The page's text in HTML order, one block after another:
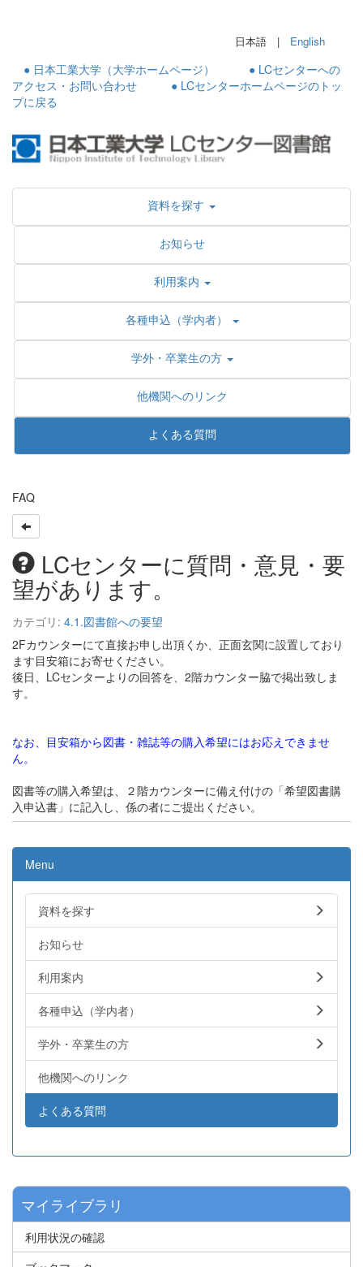
日本語 | English
● 日本工業大学（大学ホームページ）
● LCセンターへの
アクセス・お問い合わせ
● LCセンターホームページのトッ
プに戻る
資料を探す
お知らせ
利用案内
各種申込（学内者）
学外・卒業生の方
他機関へのリンク
よくある質問
FAQ
LCセンターに質問・意見・要
望があります。
カテゴリ: 4.1.図書館への要望
2Fカウンターにて直接お申し出頂くか、正面玄関に設置しており
ます目安箱にお寄せください。
後日、LCセンターよりの回答を、2階カウンター脇で掲出致しま
す。
なお、目安箱から図書・雑誌等の購入希望にはお応えできませ
ん。
図書等の購入希望は、２階カウンターに備え付けの「希望図書購
入申込書」に記入し、係の者にご提出ください。
Menu
資料を探す
お知らせ
利用案内
各種申込（学内者）
学外・卒業生の方
他機関へのリンク
よくある質問
マイライブラリ
利用状況の確認